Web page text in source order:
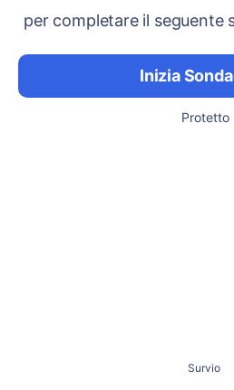
per completare il seguente
Inizia
Protetto
Survio